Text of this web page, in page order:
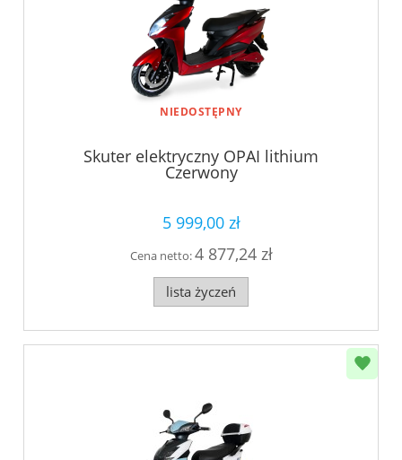
NIEDOSTĘPNY
Skuter elektryczny OPAI lithium
Czerwony
5 999,00 zł
Cena netto:4 877,24 zł
lista życzeń